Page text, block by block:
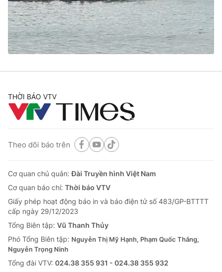
Tin tức
Thế giới đó đây
Kinh tế
Tài chính
Thị trường
Dữ liệu và đời sống
Phim VTV
Nhân vật
Giải sao mai
Giải trí
Sao
Đời sống
Làm đẹp
Chất lượng cuộc sống
Giáo dục
Tuyển sinh
Học trực tuyến
Công nghệ
Hitech Công nghệ tương lai
Sản phẩm
Thị trường
Giao lưu trực tuyến
Lịch phát sóng
THỜI BÁO VTV
Theo dõi báo trên
Cơ quan chủ quản:Đài Truyền hình Việt Nam
Cơ quan báo chí: Thời báo VTV
Giấy phép hoạt động báo in và báo điện tử số 483/GP-BTTTT
cấp ngày 29/12/2023
Tổng Biên tập: Vũ Thanh Thủy
Phó Tổng Biên tập: Nguyễn Thị Mỹ Hạnh, Phạm Quốc Thắng,
Nguyễn Trọng Ninh
Tổng đài VTV: 024.38 355 931 - 024.38 355 932